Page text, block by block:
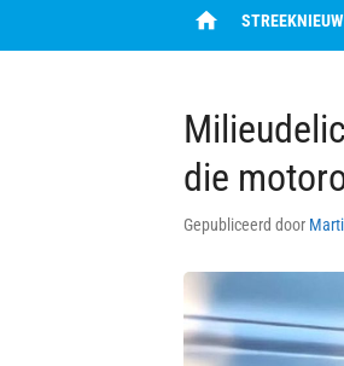
home
die
Gepubliceerd door